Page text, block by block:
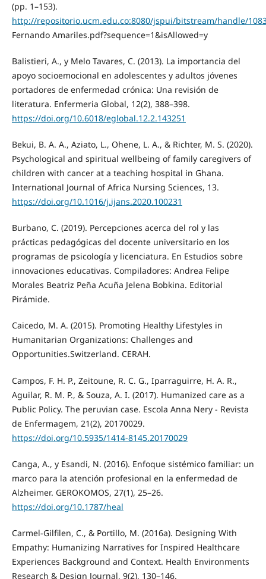
(pp. 1–153).
http://repositorio.ucm.edu.co:8080/jspui/bitstream/handle/
Fernando Amariles.pdf?sequence=1&isAllowed=y
Balistieri, A., y Melo Tavares, C. (2013). La importancia del
apoyo socioemocional en adolescentes y adultos jóvenes
portadores de enfermedad crónica: Una revisión de
literatura. Enfermeria Global, 12(2), 388–398.
https://doi.org/10.6018/eglobal.12.2.143251
Bekui, B. A. A., Aziato, L., Ohene, L. A., & Richter, M. S. (2020).
Psychological and spiritual wellbeing of family caregivers of
children with cancer at a teaching hospital in Ghana.
International Journal of Africa Nursing Sciences, 13.
https://doi.org/10.1016/j.ijans.2020.100231
Burbano, C. (2019). Percepciones acerca del rol y las
prácticas pedagógicas del docente universitario en los
programas de psicología y licenciatura. En Estudios sobre
innovaciones educativas. Compiladores: Andrea Felipe
Morales Beatriz Peña Acuña Jelena Bobkina. Editorial
Pirámide.
Caicedo, M. A. (2015). Promoting Healthy Lifestyles in
Humanitarian Organizations: Challenges and
Opportunities.Switzerland. CERAH.
Campos, F. H. P., Zeitoune, R. C. G., Iparraguirre, H. A. R.,
Aguilar, R. M. P., & Souza, A. I. (2017). Humanized care as a
Public Policy. The peruvian case. Escola Anna Nery - Revista
de Enfermagem, 21(2), 20170029.
https://doi.org/10.5935/1414-8145.20170029
Canga, A., y Esandi, N. (2016). Enfoque sistémico familiar: un
marco para la atención profesional en la enfermedad de
Alzheimer. GEROKOMOS, 27(1), 25–26.
https://doi.org/10.1787/heal
Carmel-Gilfilen, C., & Portillo, M. (2016a). Designing With
Empathy: Humanizing Narratives for Inspired Healthcare
Experiences Background and Context. Health Environments
Research & Design Journal, 9(2), 130–146.